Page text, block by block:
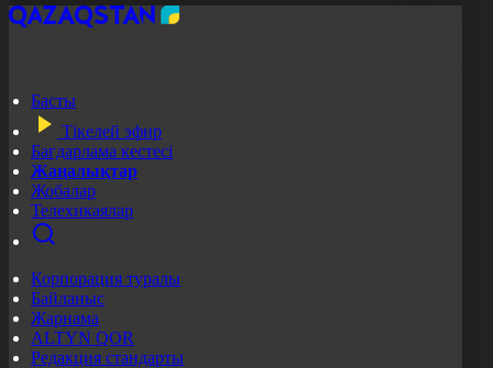
Басты
Тікелей эфир
Бағдарлама кестесі
Жаңалықтар
Жобалар
Телехикаялар
Корпорация туралы
Байланыс
Жарнама
ALTYN QOR
Редакция стандарты